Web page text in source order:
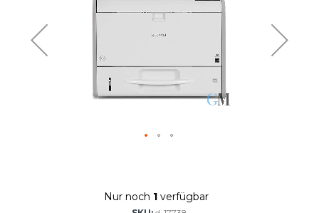
Bildgalerie
Nur noch 1verfügbar